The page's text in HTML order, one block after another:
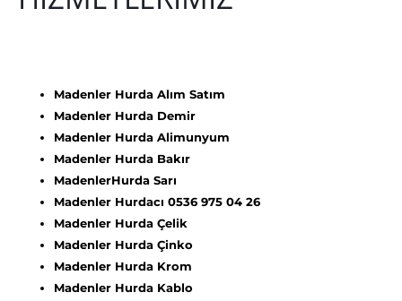
Madenler Hurda Alım Satım
Madenler Hurda Demir
Madenler Hurda Alimunyum
Madenler Hurda Bakır
MadenlerHurda Sarı
Madenler Hurdacı 0536 975 04 26
Madenler Hurda Çelik
Madenler Hurda Çinko
Madenler Hurda Krom
Madenler Hurda Kablo